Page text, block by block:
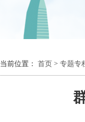
当前位置： 首页 > 专题专